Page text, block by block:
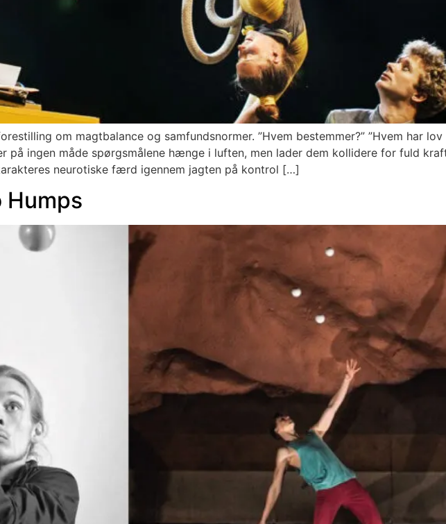
om magtbalance og samfundsnormer. ”Hvem bestemmer?” ”Hvem har lov
på ingen måde spørgsmålene hænge i luften, men lader dem kollidere for fuld
neurotiske færd igennem jagten på kontrol […]
Humps